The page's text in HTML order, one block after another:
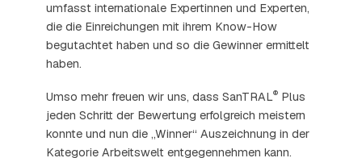
umfasst internationale Expertinnen und Experten,
die die Einreichungen mit ihrem Know-How
begutachtet haben und so die Gewinner ermittelt
haben.
Umso mehr freuen wir uns, dass SanTRAL®Plus
jeden Schritt der Bewertung erfolgreich meistern
konnte und nun die „Winner“ Auszeichnung in der
Kategorie Arbeitswelt entgegennehmen kann.